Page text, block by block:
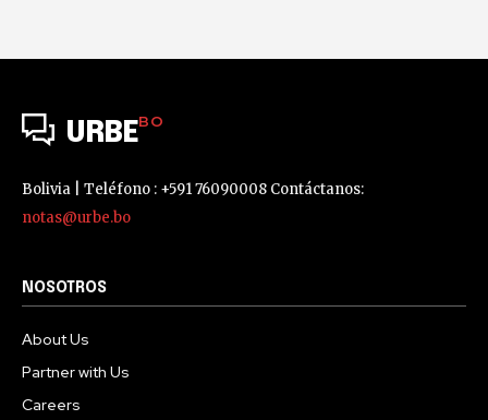
URBEBO
Bolivia | Teléfono : +591 76090008 Contáctanos:
notas@urbe.bo
NOSOTROS
About Us
Partner with Us
Careers